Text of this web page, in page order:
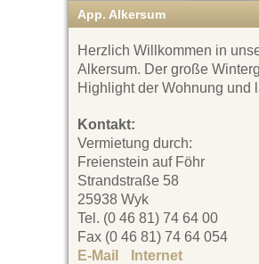
App. Alkersum
Herzlich Willkommen in
Alkersum. Der große
Highlight der Wohnung und
Kontakt:
Vermietung durch:
Freienstein auf Föhr
Strandstraße 58
25938 Wyk
Tel. (0 46 81) 74 64 00
Fax (0 46 81) 74 64 054
E-Mail
Internet